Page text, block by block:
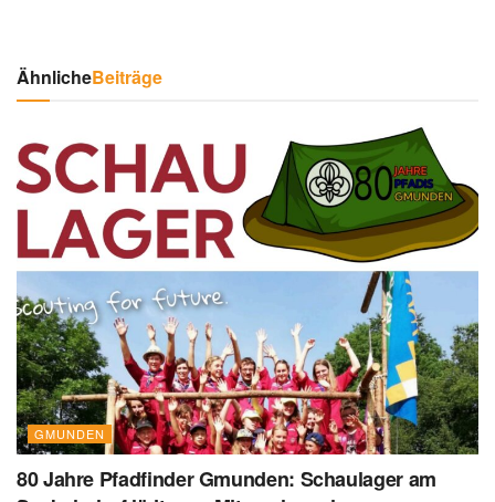
ÄhnlicheBeiträge
GMUNDEN
80 Jahre Pfadfinder Gmunden: Schaulager am